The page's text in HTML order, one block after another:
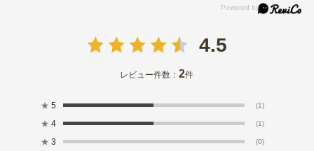
4.5
レビュー件数：2件
★ 5 (1)
★ 4 (1)
★ 3 (0)